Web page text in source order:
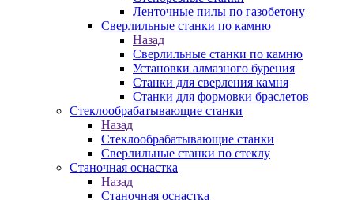
Ленточные пилы по газобетону
Сверлильные станки по камню
Назад
Сверлильные станки по камню
Установки алмазного бурения
Станки для сверления камня
Станки для формовки браслетов
Стеклообрабатывающие станки
Назад
Стеклообрабатывающие станки
Сверлильные станки по стеклу
Станочная оснастка
Назад
Станочная оснастка